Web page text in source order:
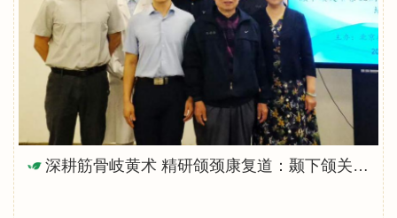
深耕筋骨岐黄术 精研颌颈康复道：颞下颌关节紊乱病筋骨评估与手法实操培训班圆满落幕